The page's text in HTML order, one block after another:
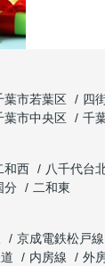
葉市若葉区 四
葉市中央区 千
和西 八千代台
分
二和東
京成電鉄松戸線
内房線 外